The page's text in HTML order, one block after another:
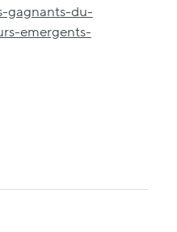
gagnants-du-
emergents-